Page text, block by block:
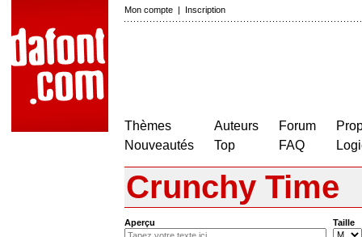
Mon compte | Inscription
Thèmes
Nouveautés
Auteurs
Top
Forum
FAQ
Crunchy Time
Aperçu Taille